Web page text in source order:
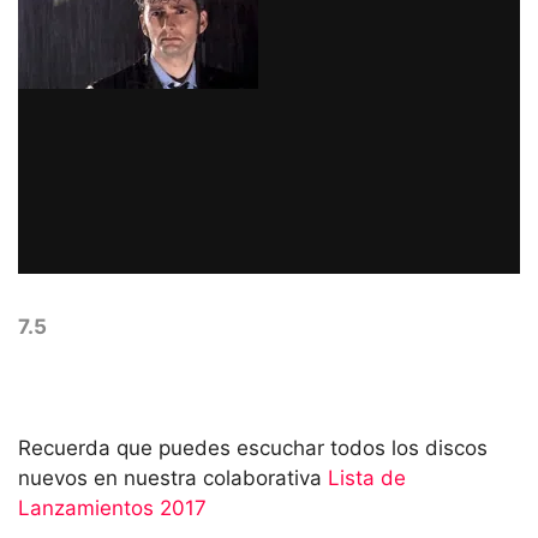
7.5
Recuerda que puedes escuchar todos los discos
nuevos en nuestra colaborativa Lista de
Lanzamientos 2017